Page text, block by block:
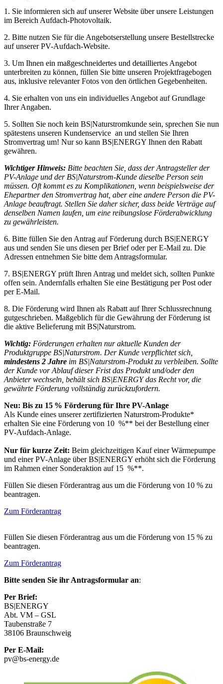
1. Sie informieren sich auf unserer Website über unsere Leistungen
im Bereich Aufdach-Photovoltaik.
2. Bitte nutzen Sie für die Angebotserstellung unsere Bestellstrecke
auf unserer PV-Aufdach-Website.
3. Um Ihnen ein maßgeschneidertes und detailliertes Angebot
unterbreiten zu können, füllen Sie bitte unseren Projektfragebogen
aus, inklusive relevanter Fotos von den örtlichen Gegebenheiten.
4. Sie erhalten von uns ein individuelles Angebot auf Grundlage
Ihrer Angaben.
5. Sollten Sie noch kein BS|Naturstromkunde sein, sprechen Sie nun
spätestens unseren Kundenservice an und stellen Sie Ihren
Stromvertrag um! Nur so kann BS|ENERGY Ihnen den Rabatt
gewähren.
Wichtiger Hinweis: Bitte beachten Sie, dass der Antragsteller der
PV-Anlage und der BS|Naturstrom-Kunde dieselbe Person sein
müssen. Oft kommt es zu Komplikationen, wenn beispielsweise der
Ehepartner den Stromvertrag hat, aber eine andere Person die PV-
Anlage beauftragt. Stellen Sie daher sicher, dass beide Verträge auf
denselben Namen laufen, um eine reibungslose Förderabwicklung
zu gewährleisten.
6. Bitte füllen Sie den Antrag auf Förderung durch BS|ENERGY
aus und senden Sie uns diesen per Brief oder per E-Mail zu. Die
Adressen entnehmen Sie bitte dem Antragsformular.
7. BS|ENERGY prüft Ihren Antrag und meldet sich, sollten Punkte
offen sein. Andernfalls erhalten Sie eine Bestätigung per Post oder
per E-Mail.
8. Die Förderung wird Ihnen als Rabatt auf Ihrer Schlussrechnung
gutgeschrieben. Maßgeblich für die Gewährung der Förderung ist
die aktive Belieferung mit BS|Naturstrom.
Wichtig: Förderungen erhalten nur aktuelle Kunden der
Produktgruppe BS|Naturstrom. Der Kunde verpflichtet sich,
mindestens 2 Jahre im BS|Naturstrom-Produkt zu verbleiben. Sollte
der Kunde vor Ablauf dieser Frist das Produkt und/oder den
Anbieter wechseln, behält sich BS|ENERGY das Recht vor, die
gewährte Förderung vollständig zurückzufordern.
Neu: Bis zu 15 % Förderung für Ihre PV-Anlage
Als Kunde eines unserer zertifizierten Naturstrom-Produkte*
erhalten Sie eine Förderung von 10 %** bei der Bestellung einer
PV-Aufdach-Anlage.
Nur für kurze Zeit: Beim gleichzeitigen Kauf einer Wärmepumpe
und einer PV-Anlage über BS|ENERGY erhöht sich die Förderung
im Rahmen einer Sonderaktion auf 15 %**.
Füllen Sie diesen Förderantrag aus um die Förderung von 10 % zu
beantragen.
Zum Förderantrag
Füllen Sie diesen Förderantrag aus um die Förderung von 15 % zu
beantragen.
Zum Förderantrag
Bitte senden Sie ihr Antragsformular an:
Per Brief:
BS|ENERGY
Abt. VM – GSL
Taubenstraße 7
38106 Braunschweig
Per E-Mail:
pv@bs-energy.de